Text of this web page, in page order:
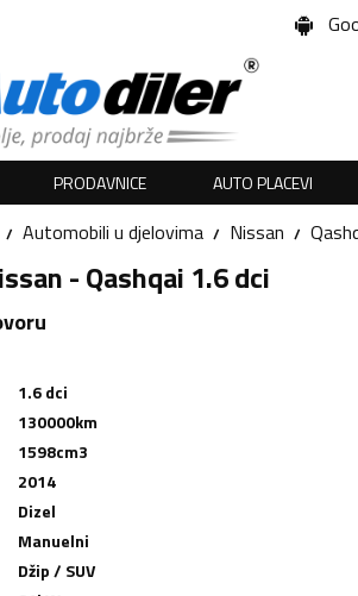
PRODAVNICE AUTO PLACEVI
Automobili u djelovima Nissan
- Qashqai 1.6 dci
1.6 dci
130000km
1598cm3
2014
Dizel
Manuelni
Džip / SUV